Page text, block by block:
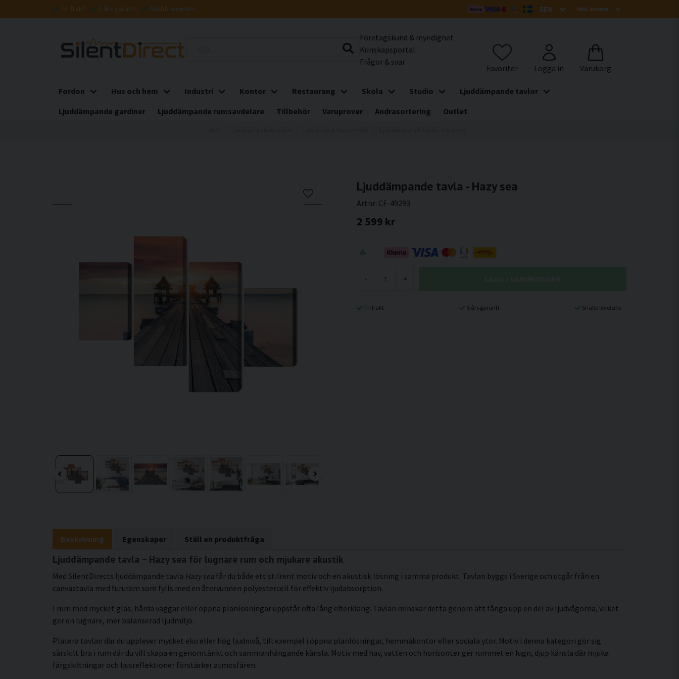
Fri frakt 5 års garanti Snabb leverans
Företagskund & myndighet
Kunskapsportal
Frågor & svar
Fordon Hus och hem Industri Kontor Restaurang Skola Studio
Ljuddämpande tavlor
Ljuddämpande gardiner
Ljuddämpande rumsavdelare Tillbehör Varuprover Andrasortering Outlet
Ljuddämpande tavla - Hazy sea
Artnr: CF-49293
2 599 kr
- +
Fri frakt 5 års garanti Snabb leverans
Beskrivning Egenskaper Ställ en produktfråga
Ljuddämpande tavla – Hazy sea för lugnare rum och mjukare akustik
Med SilentDirects ljuddämpande tavla Hazy sea får du både ett stilrent motiv och en akustisk lösning i samma produkt. Tavlan byggs i Sverige och utgår från en
canvastavla med fururam som fylls med en återvunnen polyestercell för effektiv ljudabsorption.
I rum med mycket glas, hårda väggar eller öppna planlösningar uppstår ofta lång efterklang. Tavlan minskar detta genom att fånga upp en del av ljudvågorna, vilket
ger en lugnare, mer balanserad ljudmiljö.
Placera tavlan där du upplever mycket eko eller hög ljudnivå, till exempel i öppna planlösningar, hemmakontor eller sociala ytor. Motiv i denna kategori gör sig
särskilt bra i rum där du vill skapa en genomtänkt och sammanhängande känsla. Motiv med hav, vatten och horisonter ger rummet en lugn, djup känsla där mjuka
färgskiftningar och ljusreflektioner förstärker atmosfären.